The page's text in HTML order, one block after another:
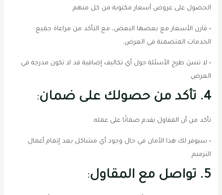
الحصول على عروض أسعار مكتوبة من كل منهم.
• قارن الأسعار مع بعضها البعض، مع التأكد من مراعاة جميع
الخدمات المتضمنة في العرض.
• لا تنسَ طرح الأسئلة حول أي تكاليف إضافية قد لا تكون مدرجة في
العرض.
4. تأكد من حصولك على ضمان :
تأكد من أن المقاول يقدم ضمانًا على عمله.
• سيوفر لك هذا الأمان في حال وجود أي مشاكل بعد إتمام أعمال
الترميم.
5. تواصل مع المقاول :